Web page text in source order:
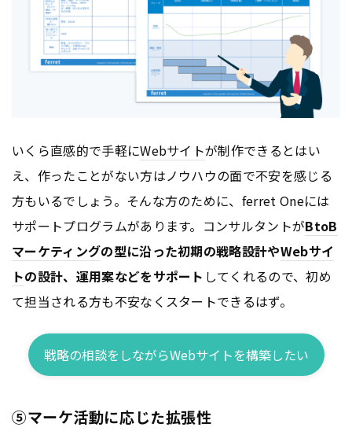
いくら直感的で手軽にWebサイトが制作できるとはい
え、作ったことがない方はノウハウの面で不安を感じる
方もいるでしょう。そんな方のために、ferret Oneには
サポートプログラムがあります。コンサルタントがBtoB
マーケティングの型に沿った初期の戦略設計やWebサイ
トの設計、運用案などをサポート してくれるので、初め
て担当される方も不安なくスタートできるはず。
戦略の相談をしながらWebサイトを構築したい
⑤マーケ活動に応じた拡張性